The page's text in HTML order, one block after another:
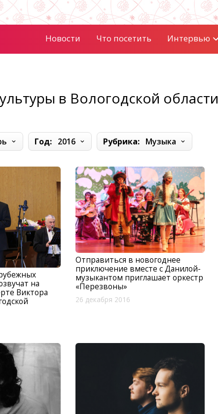
Новости Что посетить Интервью
в Вологодской области
Год: 2016 Рубрика: Музыка
на
Виктора
Отправиться в новогоднее
приключение вместе с Данилой-
музыкантом приглашает оркестр
«Перезвоны»
26 декабря 2016